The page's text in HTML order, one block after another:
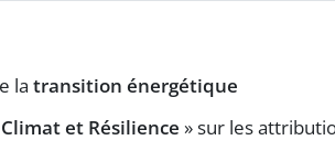
la transition énergétique
Climat et Résilience » sur les